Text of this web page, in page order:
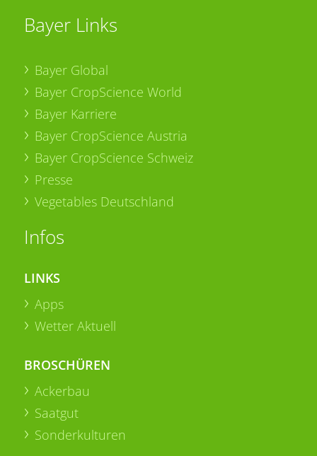
Bayer Links
Bayer Global
Bayer CropScience World
Bayer Karriere
Bayer CropScience Austria
Bayer CropScience Schweiz
Presse
Vegetables Deutschland
Infos
LINKS
Apps
Wetter Aktuell
BROSCHÜREN
Ackerbau
Saatgut
Sonderkulturen